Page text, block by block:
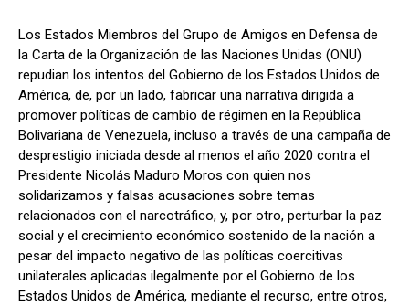
Los Estados Miembros del Grupo de Amigos en Defensa de
la Carta de la Organización de las Naciones Unidas (ONU)
repudian los intentos del Gobierno de los Estados Unidos de
América, de, por un lado, fabricar una narrativa dirigida a
promover políticas de cambio de régimen en la República
Bolivariana de Venezuela, incluso a través de una campaña de
desprestigio iniciada desde al menos el año 2020 contra el
Presidente Nicolás Maduro Moros con quien nos
solidarizamos y falsas acusaciones sobre temas
relacionados con el narcotráfico, y, por otro, perturbar la paz
social y el crecimiento económico sostenido de la nación a
pesar del impacto negativo de las políticas coercitivas
unilaterales aplicadas ilegalmente por el Gobierno de los
Estados Unidos de América, mediante el recurso, entre otros,